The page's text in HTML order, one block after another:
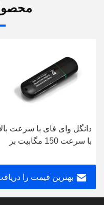
دانگل وای فای با سرعت
با سرعت 150 مگابیت بر
2.4 گیگاهرتز اندازه کوچک
بهترین قیمت را